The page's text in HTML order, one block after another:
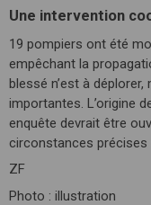
Une intervention
19 pompiers ont été
empêchant la
blessé n’est à
importantes. L’origine
enquête devrait être
circonstances précises
ZF
Photo : illustration